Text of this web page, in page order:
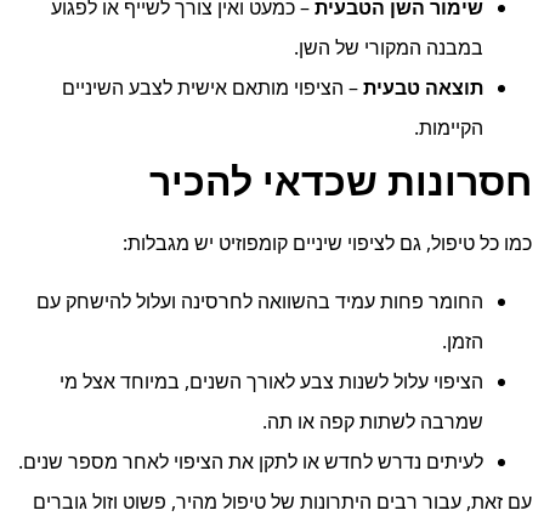
שימור השן הטבעית– כמעט ואין צורך לשייף או לפגוע
במבנה המקורי של השן.
תוצאה טבעית– הציפוי מותאם אישית לצבע השיניים
הקיימות.
חסרונות שכדאי להכיר
כמו כל טיפול, גם לציפוי שיניים קומפוזיט יש מגבלות:
החומר פחות עמיד בהשוואה לחרסינה ועלול להישחק עם
הזמן.
הציפוי עלול לשנות צבע לאורך השנים, במיוחד אצל מי
שמרבה לשתות קפה או תה.
לעיתים נדרש לחדש או לתקן את הציפוי לאחר מספר שנים.
עם זאת, עבור רבים היתרונות של טיפול מהיר, פשוט וזול גוברים